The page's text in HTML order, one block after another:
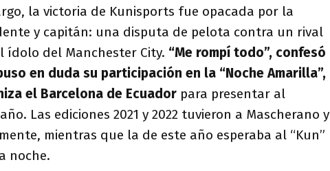
la victoria de Kunisports fue opacada por la
y capitán: una disputa de pelota contra un rival
ídolo del Manchester City. “Me rompí todo”, confesó
en duda su participación en la “Noche Amarilla”,
el Barcelona de Ecuador para presentar al
Las ediciones 2021 y 2022 tuvieron a Mascherano y
mientras que la de este año esperaba al “Kun”
noche.